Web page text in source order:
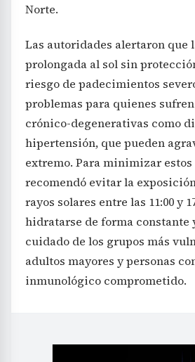
Norte.
Las autoridades alertaron que
prolongada al sol sin
riesgo de padecimientos
problemas para quienes
crónico-degenerativas como
hipertensión, que pueden
extremo. Para minimizar estos
recomendó evitar la
rayos solares entre las 11:00 y
hidratarse de forma
cuidado de los grupos más
adultos mayores y personas
inmunológico comprometido.